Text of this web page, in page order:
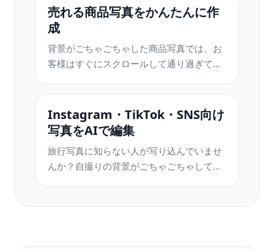
いな物件写真に仕上がります。
売れる商品写真をかんたんに作
成
背景がごちゃごちゃした商品写真では、お
客様はすぐにスクロールして通り過ぎてし
商品画像を数秒で作成できます。
Photoshopのスキルは不要。アップロード
して、不要な部分を消して、すぐに出品し
ましょう。
Instagram・TikTok・SNS向け
写真をAIで編集
旅行写真に知らない人が写り込んでいませ
んか？自撮りの背景がごちゃごちゃしてい